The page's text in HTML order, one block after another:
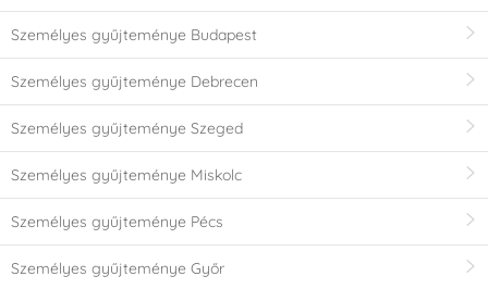
Személyes gyűjteménye Budapest
Személyes gyűjteménye Debrecen
Személyes gyűjteménye Szeged
Személyes gyűjteménye Miskolc
Személyes gyűjteménye Pécs
Személyes gyűjteménye Győr